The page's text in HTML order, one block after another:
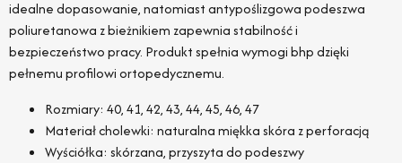
idealne dopasowanie, natomiast antypoślizgowa podeszwa
poliuretanowa z bieżnikiem zapewnia stabilność i
bezpieczeństwo pracy. Produkt spełnia wymogi bhp dzięki
pełnemu profilowi ortopedycznemu.
Rozmiary: 40, 41, 42, 43, 44, 45, 46, 47
Materiał cholewki: naturalna miękka skóra z perforacją
Wyściółka: skórzana, przyszyta do podeszwy